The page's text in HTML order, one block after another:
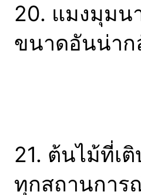
20. แมงมุมน
ขนาดอันน่าก
21. ต้นไม้ที่เ
ทุกสถานการ